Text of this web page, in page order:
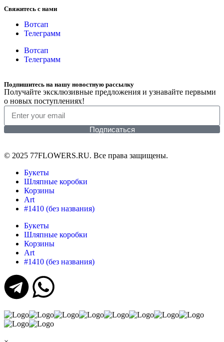
Свяжитесь с нами
Вотсап
Телеграмм
Вотсап
Телеграмм
Подпишитесь на нашу новостную рассылку
Получайте эксклюзивные предложения и узнавайте первыми
о новых поступлениях!
Подписаться
© 2025 77FLOWERS.RU. Все права защищены.
Букеты
Шляпные коробки
Корзины
Art
#1410 (без названия)
Букеты
Шляпные коробки
Корзины
Art
#1410 (без названия)